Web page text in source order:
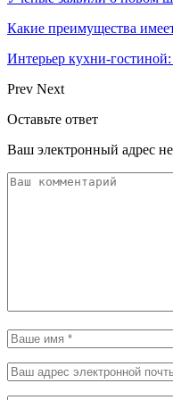
Какие преимущества
Интерьер кухни-
Prev Next
Оставьте ответ
Ваш электронный адрес